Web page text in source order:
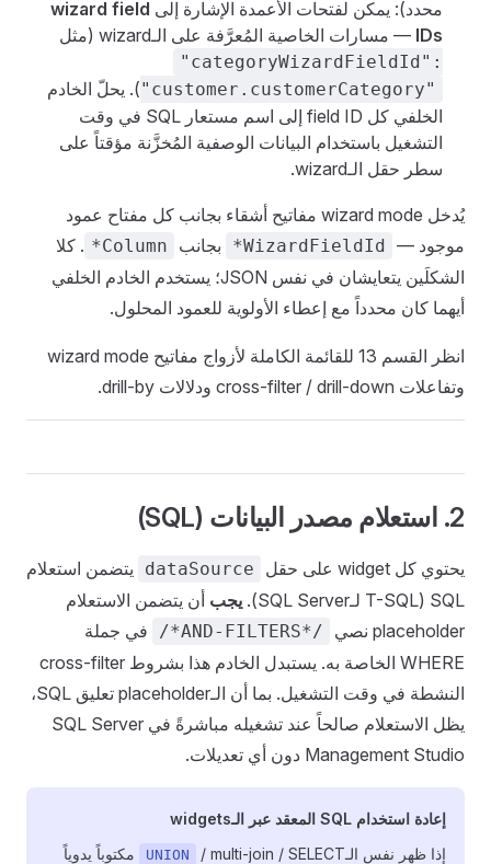
محدد): يمكن لفتحات الأعمدة الإشارة إلى wizard field
IDs — مسارات الخاصية المُعرَّفة على الـwizard (مثل
"categoryWizardFieldId":
"customer.customerCategory"). يحلّ الخادم
الخلفي كل field ID إلى اسم مستعار SQL في وقت
التشغيل باستخدام البيانات الوصفية المُخزَّنة مؤقتاً على
سطر حقل الـwizard.
يُدخل wizard mode مفاتيح أشقاء بجانب كل مفتاح عمود
موجود — *WizardFieldId بجانب *Column . كلا
الشكلَين يتعايشان في نفس JSON؛ يستخدم الخادم الخلفي
أيهما كان محدداً مع إعطاء الأولوية للعمود المحلول.
انظر القسم 13 للقائمة الكاملة لأزواج مفاتيح wizard mode
وتفاعلات cross-filter / drill-down ودلالات drill-by.
2. استعلام مصدر البيانات (SQL)
يحتوي كل widget على حقل dataSource
يتضمن استعلام
SQL (T-SQL لـSQL Server).
يجب أن يتضمن الاستعلام
placeholder نصي
/*AND-FILTERS*/
في جملة
WHERE الخاصة به. يستبدل الخادم هذا بشروط cross-filter
النشطة في وقت التشغيل. بما أن الـplaceholder تعليق SQL،
يظل الاستعلام صالحاً عند تشغيله مباشرةً في SQL Server
Management Studio دون أي تعديلات.
إعادة استخدام SQL المعقد عبر الـwidgets
إذا ظهر نفس الـ
UNION
/ multi-join / SELECT مكتوباً يدوياً